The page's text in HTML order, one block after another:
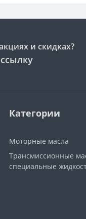
и скидках?
Категории
Моторные масла
Трансмиссионные
специальные